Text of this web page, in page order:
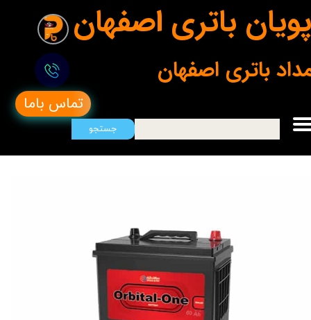
پویان باتری اصفهان
تماس باما
جستجو
باتری اصفهان